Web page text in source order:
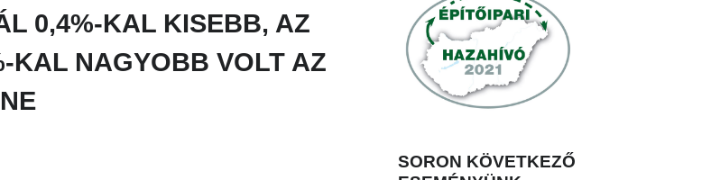
0,4%-KAL KISEBB, AZ
KAL NAGYOBB VOLT AZ
SORON KÖVETKEZŐ